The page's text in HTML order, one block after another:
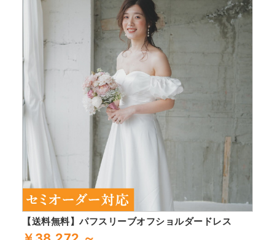
【送料無料】パフスリーブオフショルダードレス